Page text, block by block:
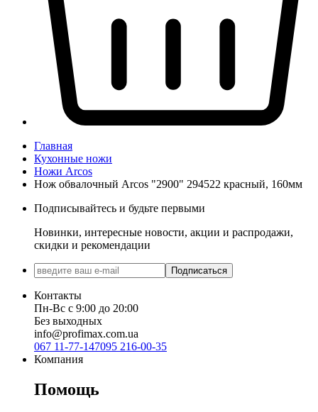
Главная
Кухонные ножи
Ножи Arcos
Нож обвалочный Arcos "2900" 294522 красный, 160мм
Подписывайтесь и будьте первыми
Новинки, интересные новости, акции и распродажи,
скидки и рекомендации
Подписаться
Контакты
Пн-Вс с 9:00 до 20:00
Без выходных
info@profimax.com.ua
067 11-77-147095 216-00-35
Компания
Помощь